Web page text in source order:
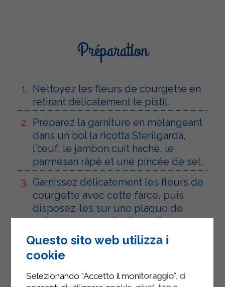
Préparation
Nettoyez les fleurs de courgette en
retirant délicatement le pistil.
Préparez la garniture en mélangeant
dans un bol la ricotta Sterilgarda,
l'œuf, le jambon cuit haché, le
parmesan râpé et une pincée de sel.
Garnissez délicatement les fleurs de
courgette avec cette farce, puis
disposez-les sur une plaque de
cuisson recouverte de papier
sulfurisé et arrosez-les d'un filet
d'huile.
four à 180°C pendant 15 minutes.
Questo sito web utilizza i
cookie
Selezionando "Accetto il monitoraggio", ci